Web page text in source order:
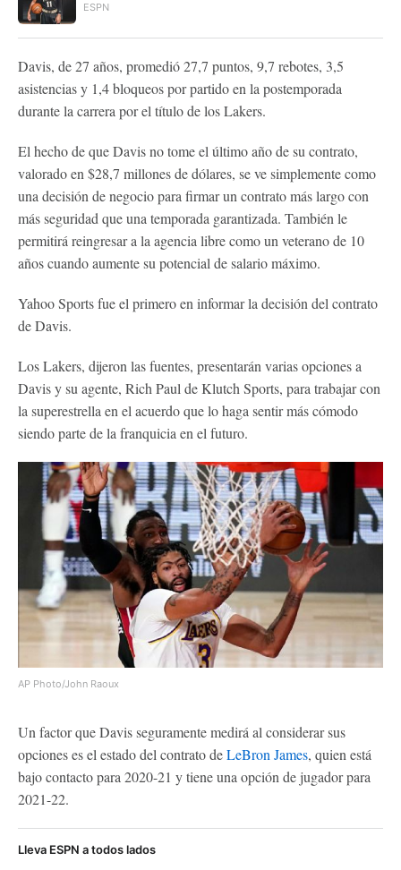
ESPN
Davis, de 27 años, promedió 27,7 puntos, 9,7 rebotes, 3,5
asistencias y 1,4 bloqueos por partido en la postemporada
durante la carrera por el título de los Lakers.
El hecho de que Davis no tome el último año de su contrato,
valorado en $28,7 millones de dólares, se ve simplemente como
una decisión de negocio para firmar un contrato más largo con
más seguridad que una temporada garantizada. También le
permitirá reingresar a la agencia libre como un veterano de 10
años cuando aumente su potencial de salario máximo.
Yahoo Sports fue el primero en informar la decisión del contrato
de Davis.
Los Lakers, dijeron las fuentes, presentarán varias opciones a
Davis y su agente, Rich Paul de Klutch Sports, para trabajar con
la superestrella en el acuerdo que lo haga sentir más cómodo
siendo parte de la franquicia en el futuro.
AP Photo/John Raoux
Un factor que Davis seguramente medirá al considerar sus
opciones es el estado del contrato deLeBron James, quien está
bajo contacto para 2020-21 y tiene una opción de jugador para
2021-22.
Lleva ESPN a todos lados